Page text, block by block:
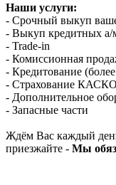
Наши услуги:
- Срочный выкуп
- Выкуп кредитных а/
- Trade-in
- Комиссионная
- Кредитование
- Страхование
- Дополнительное
- Запасные части
Ждём Вас каждый
приезжайте - Мы